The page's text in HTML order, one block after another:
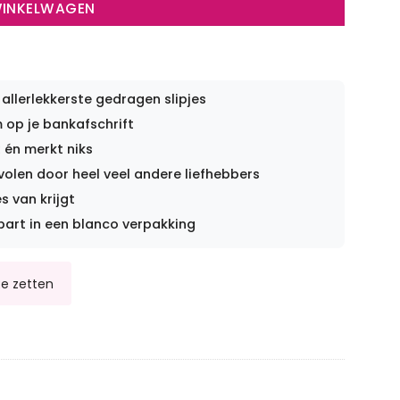
gedragen slipjes
op je bankafschrift
merkt niks
door heel veel andere liefhebbers
van krijgt
in een blanco verpakking